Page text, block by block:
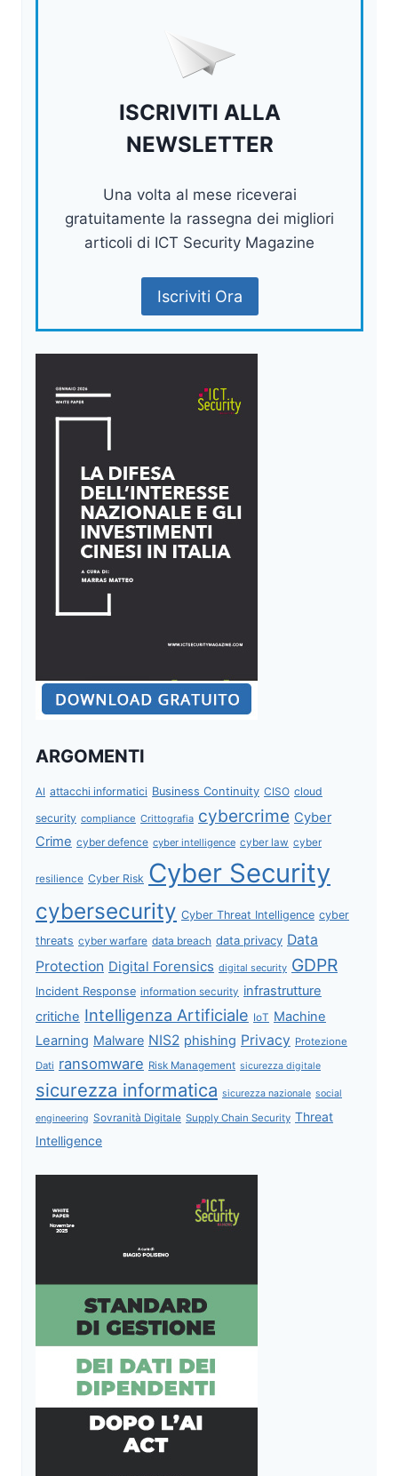
ISCRIVITI ALLA
NEWSLETTER
Una volta al mese riceverai
gratuitamente la rassegna dei migliori
articoli di ICT Security Magazine
Iscriviti Ora
ARGOMENTI
AI attacchi informatici Business Continuity CISO cloud
security compliance Crittografia cybercrime Cyber
Crime cyber defence cyber intelligence cyber law cyber
resilience Cyber Risk Cyber Security
cybersecurity Cyber Threat Intelligence cyber
threats cyber warfare data breach data privacy Data
Protection Digital Forensics digital security GDPR
Incident Response information security infrastrutture
critiche Intelligenza Artificiale IoT Machine
Learning Malware NIS2 phishing Privacy Protezione
Dati ransomware Risk Management sicurezza digitale
sicurezza informatica sicurezza nazionale social
engineering Sovranità Digitale Supply Chain Security Threat
Intelligence